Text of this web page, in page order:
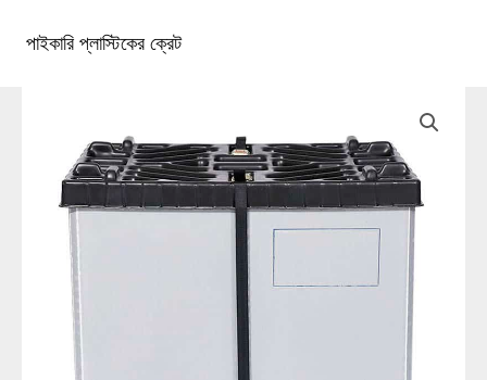
পাইকারি প্লাস্টিকের ক্রেট